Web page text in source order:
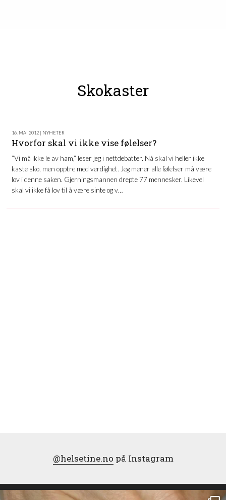
Skokaster
16. MAI 2012 | NYHETER
Hvorfor skal vi ikke vise følelser?
”Vi må ikke le av ham,” leser jeg i nettdebatter. Nå skal vi heller ikke
kaste sko, men opptre med verdighet. Jeg mener alle følelser må være
lov i denne saken. Gjerningsmannen drepte 77 mennesker. Likevel
skal vi ikke få lov til å være sinte og v…
@helsetine.no på Instagram